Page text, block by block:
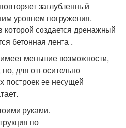
заглубленный
уровнем погружения.
которой создается дренажный
бетонная лента .
меньшие возможности,
для относительно
построек ее несущей